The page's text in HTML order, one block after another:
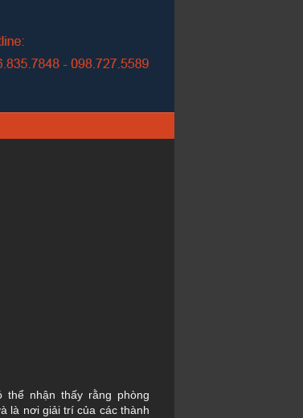
nhận thấy rằng phòng
là nơi giải trí của các thành